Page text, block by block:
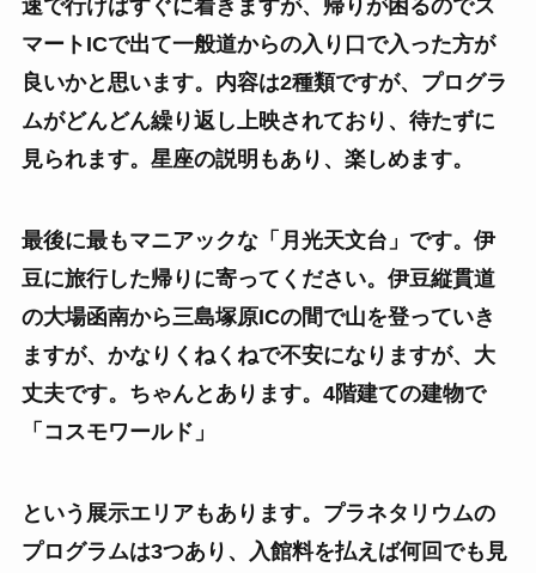
速で行けばすぐに着きますが、帰りが困るのでス
マートICで出て一般道からの入り口で入った方が
良いかと思います。内容は2種類ですが、プログラ
ムがどんどん繰り返し上映されており、待たずに
見られます。星座の説明もあり、楽しめます。
最後に最もマニアックな「月光天文台」です。伊
豆に旅行した帰りに寄ってください。伊豆縦貫道
の大場函南から三島塚原ICの間で山を登っていき
ますが、かなりくねくねで不安になりますが、大
丈夫です。ちゃんとあります。4階建ての建物で
「コスモワールド」
という展示エリアもあります。プラネタリウムの
プログラムは3つあり、入館料を払えば何回でも見